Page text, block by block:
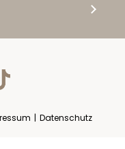
| Datenschutz